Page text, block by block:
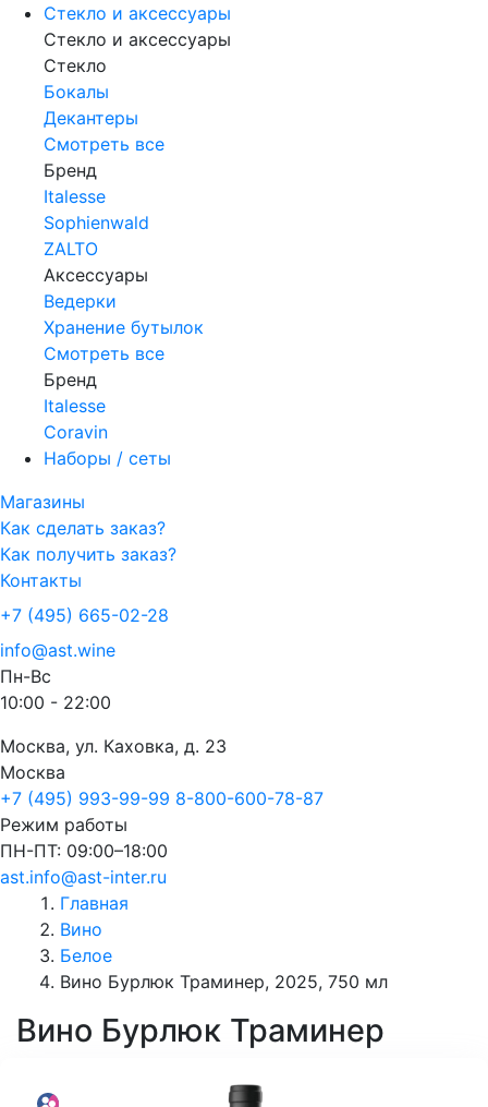
Стекло и аксессуары
Стекло и аксессуары
Стекло
Бокалы
Декантеры
Смотреть все
Бренд
Italesse
Sophienwald
ZALTO
Аксессуары
Ведерки
Хранение бутылок
Смотреть все
Бренд
Italesse
Coravin
Наборы / сеты
Магазины
Как сделать заказ?
Как получить заказ?
Контакты
+7 (495) 665-02-28
info@ast.wine
Пн-Вс
10:00 - 22:00
Москва, ул. Каховка, д. 23
Москва
+7 (495) 993-99-99 8-800-600-78-87
Режим работы
ПН-ПТ: 09:00–18:00
ast.info@ast-inter.ru
Главная
Вино
Белое
Вино Бурлюк Траминер, 2025, 750 мл
Вино Бурлюк Траминер